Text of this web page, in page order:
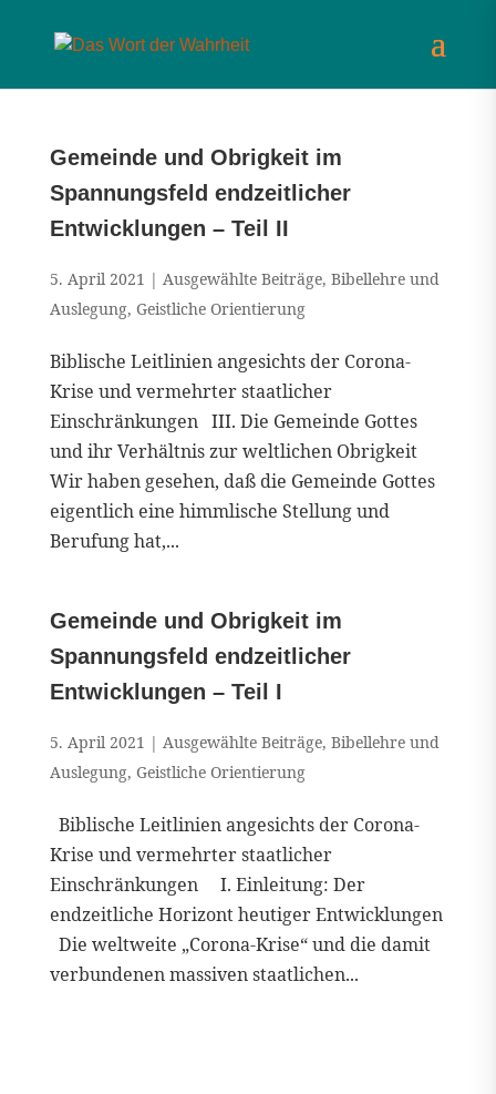
Gemeinde und Obrigkeit im
Spannungsfeld endzeitlicher
Entwicklungen – Teil II
5. April 2021 | Ausgewählte Beiträge, Bibellehre und
Auslegung, Geistliche Orientierung
Biblische Leitlinien angesichts der Corona-
Krise und vermehrter staatlicher
Einschränkungen III. Die Gemeinde Gottes
und ihr Verhältnis zur weltlichen Obrigkeit
Wir haben gesehen, daß die Gemeinde Gottes
eigentlich eine himmlische Stellung und
Berufung hat,...
Gemeinde und Obrigkeit im
Spannungsfeld endzeitlicher
Entwicklungen – Teil I
5. April 2021 | Ausgewählte Beiträge, Bibellehre und
Auslegung, Geistliche Orientierung
Biblische Leitlinien angesichts der Corona-
Krise und vermehrter staatlicher
Einschränkungen I. Einleitung: Der
endzeitliche Horizont heutiger Entwicklungen
Die weltweite „Corona-Krise“ und die damit
verbundenen massiven staatlichen...